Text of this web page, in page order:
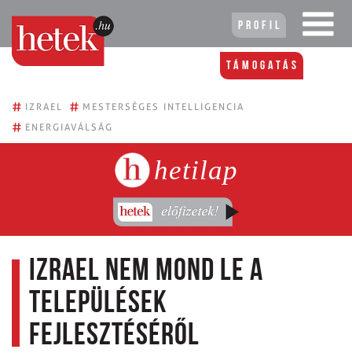
Profil
Támogatás
# IZRAEL # MESTERSÉGES INTELLIGENCIA
# ENERGIAVÁLSÁG
hetilap
Izrael nem mond le a
települések
fejlesztéséről